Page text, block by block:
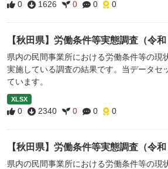
0 1626 0 0 0
【秋田県】労働条件等実態調査（令
県内の民間事業所における労働条件等の現
実施している調査の結果です。当データセ
ています。
XLSX
0 2340 0 0 0
【秋田県】労働条件等実態調査（令
県内の民間事業所における労働条件等の現